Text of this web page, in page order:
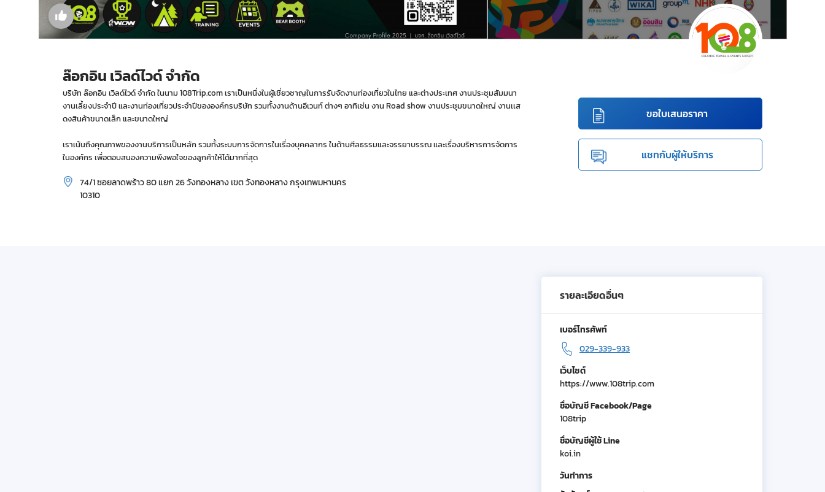
ล๊อกอิน เวิลด์ไวด์ จำกัด
บริษัท ล๊อกอิน เวิลด์ไวด์ จำกัด ในนาม 108Trip.com เราเป็นหนึ่งในผู้เชี่ยวชาญในการรับจัดงานท่องเที่ยวในไทย และต่างประเทศ งานประชุมสัมมนา
งานเลี้ยงประจำปี และงานท่องเที่ยวประจำปีขององค์กรบริษัท รวมทั้งงานด้านอีเวนท์ ต่างๆ อาทิเช่น งาน Road show งานประชุมขนาดใหญ่ งานเเส
ดงสินค้าขนาดเล็ก และขนาดใหญ่
เราเน้นถึงคุณภาพของงานบริการเป็นหลัก รวมทั้งระบบการจัดการในเรื่องบุคคลากร ในด้านศีลธรรมและจรรยาบรรณ และเรื่องบริหารการจัดการ
ในองค์กร เพื่อตอบสนองความพึงพอใจของลูกค้าให้ได้มากที่สุด
74/1 ซอยลาดพร้าว 80 แยก 26 วังทองหลาง เขต วังทองหลาง กรุงเทพมหานคร
10310
ขอใบเสนอราคา
แชทกับผู้ให้บริการ
รายละเอียดอื่นๆ
เบอร์โทรศัพท์
029-339-933
เว็บไซต์
https://www.108trip.com
ชื่อบัญชี Facebook/Page
108trip
ชื่อบัญชีผู้ใช้ Line
koi.in
วันทำการ